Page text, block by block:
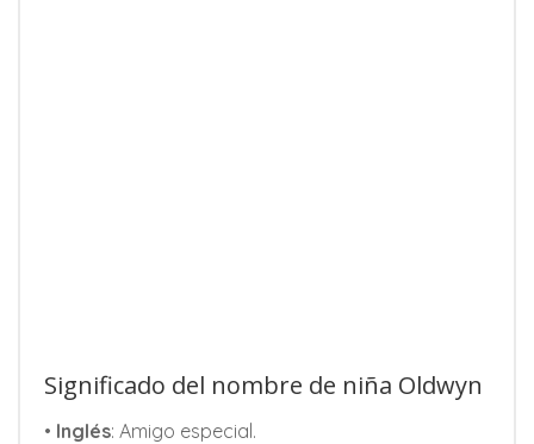
Significado del nombre de niña Oldwyn
• Inglés: Amigo especial.